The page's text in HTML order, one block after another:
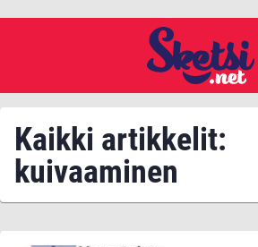
Kaikki artikkelit:
kuivaaminen